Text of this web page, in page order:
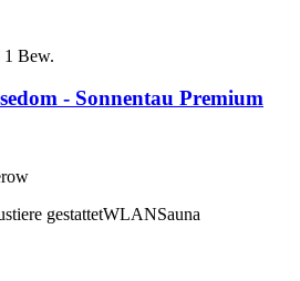
1 Bew.
- Sonnentau Premium
gestattetWLANSauna